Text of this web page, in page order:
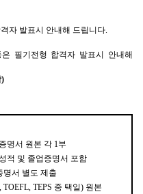
자 발표시 안내해 드립니다.
필기전형 합격자 발표시 안내해
)
증명서 원본 각 1부
적 및 졸업증명서 포함
명서 별도 제출
TOEFL, TEPS 중 택일) 원본